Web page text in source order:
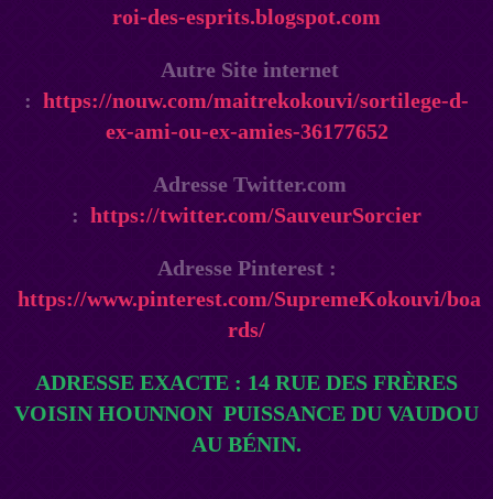
roi-des-esprits.blogspot.com
Autre Site internet
: https://nouw.com/maitrekokouvi/sortilege-d-
ex-ami-ou-ex-amies-36177652
Adresse Twitter.com
: https://twitter.com/SauveurSorcier
Adresse Pinterest :
https://www.pinterest.com/SupremeKokouvi/boa
rds/
ADRESSE EXACTE : 14 RUE DES FRÈRES
VOISINHOUNNON PUISSANCE DU VAUDOU
AU BÉNIN.